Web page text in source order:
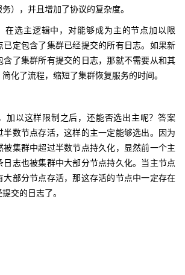
），并且增加了协议的复杂度。
在选主逻辑中，对能够成为主的节点加以限
定包含了集群已经提交的所有日志。如果新
了集群所有提交的日志，那就不需要从和其
化了流程，缩短了集群恢复服务的时间。
加以这样限制之后，还能否选出主呢？答案
数节点存活，这样的主一定能够选出。因为
被集群中超过半数节点持久化，显然前一个主
志也被集群中大部分节点持久化。当主节点
部分节点存活，那这存活的节点中一定存在
交的日志了。